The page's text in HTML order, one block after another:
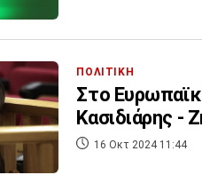
ΠΟΛΙΤΙΚΗ
Στο
Κασιδιάρης -
16 Οκτ 2024 11:44